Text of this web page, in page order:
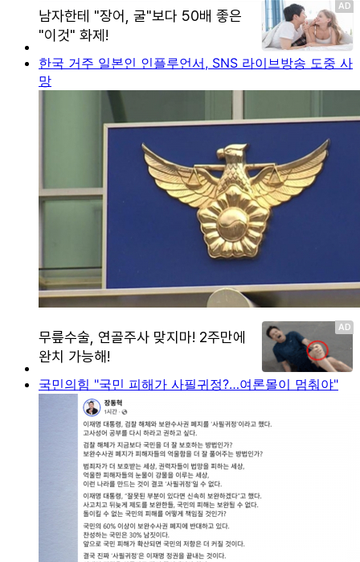
한국 거주 일본인 인플루언서, SNS 라이브방송 도중 사
망
국민의힘 "국민 피해가 사필귀정?…여론몰이 멈춰야"